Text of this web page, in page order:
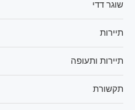
שוגר דדי
תיירות
תיירות ותעופה
תקשורת